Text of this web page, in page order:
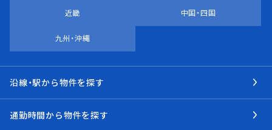
近畿 中国・四国
九州・沖縄
沿線・駅から物件を探す
通勤時間から物件を探す